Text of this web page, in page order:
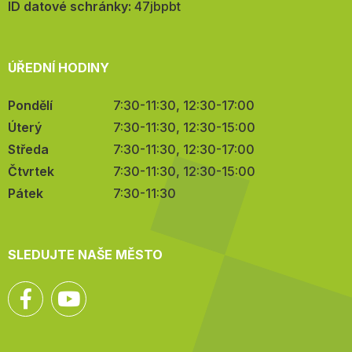
mail:
ID datové schránky: 47jbpbt
ÚŘEDNÍ HODINY
Pondělí
7:30-11:30, 12:30-17:00
Úterý
7:30-11:30, 12:30-15:00
Středa
7:30-11:30, 12:30-17:00
Čtvrtek
7:30-11:30, 12:30-15:00
Pátek
7:30-11:30
SLEDUJTE NAŠE MĚSTO
Facebook